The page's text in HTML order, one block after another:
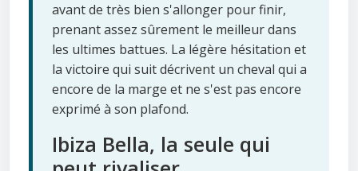
avant de très bien s'allonger pour finir,
prenant assez sûrement le meilleur dans
les ultimes battues. La légère hésitation et
la victoire qui suit décrivent un cheval qui a
encore de la marge et ne s'est pas encore
exprimé à son plafond.
Ibiza Bella, la seule qui